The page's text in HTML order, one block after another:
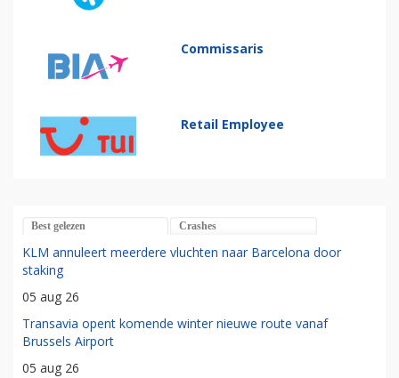
Commissaris
Retail Employee
Best gelezen Crashes
KLM annuleert meerdere vluchten naar Barcelona door
staking
05 aug 26
Transavia opent komende winter nieuwe route vanaf
Brussels Airport
05 aug 26